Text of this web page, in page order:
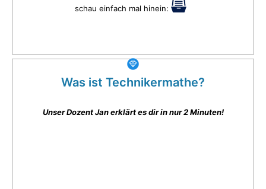
schau einfach mal hinein:
Was ist Technikermathe?
Unser Dozent Jan erklärt es dir in nur 2 Minuten!